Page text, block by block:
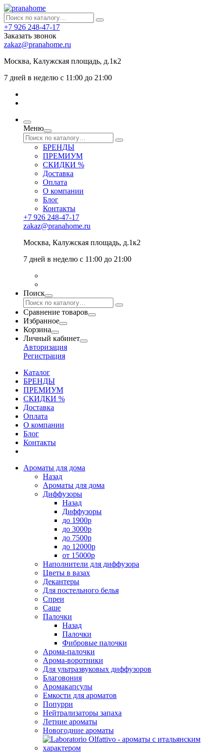
+7 926 248-47-17
Заказать звонок
zakaz@pranahome.ru
Москва, Калужская площадь, д.1к2
7 дней в неделю с 11:00 до 21:00
Меню
БРЕНДЫ
ПРЕМИУМ
СКИДКИ %
Доставка
Оплата
О компании
Блог
Контакты
+7 926 248-47-17
zakaz@pranahome.ru
Москва, Калужская площадь, д.1к2
7 дней в неделю с 11:00 до 21:00
Поиск
Сравнение товаров
Избранное
Корзина
Личный кабинет
Авторизация
Регистрация
Каталог
БРЕНДЫ
ПРЕМИУМ
СКИДКИ %
Доставка
Оплата
О компании
Блог
Контакты
Ароматы для дома
Назад
Ароматы для дома
Диффузоры
Назад
Диффузоры
до 1900р
до 3000р
до 7500р
до 12000р
от 15000р
Наполнители для диффузора
Цветы в вазах
Декантеры
Для постельного белья
Спреи
Саше
Палочки
Назад
Палочки
Фибровые палочки
Арома-палочки
Арома-воротники
Для ультразвуковых диффузоров
Благовония
Аромакапсулы
Емкости для ароматов
Попурри
Нейтрализаторы запаха
Летние ароматы
Новогодние ароматы